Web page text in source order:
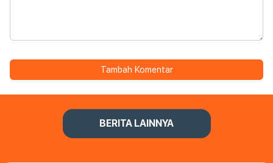
Tambah Komentar
BERITA LAINNYA